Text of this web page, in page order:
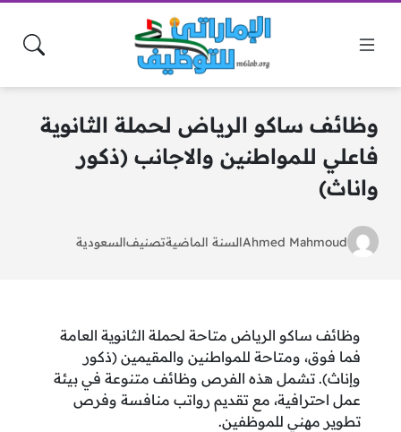
وظائف ساكو الرياض لحملة الثانوية
فاعلي للمواطنين والاجانب (ذكور
واناث)
Ahmed Mahmoudالسنة الماضيةتصنيفالسعودية
وظائف ساكو الرياض متاحة لحملة الثانوية العامة
فما فوق، ومتاحة للمواطنين والمقيمين (ذكور
وإناث). تشمل هذه الفرص وظائف متنوعة في بيئة
عمل احترافية، مع تقديم رواتب منافسة وفرص
تطوير مهني للموظفين.